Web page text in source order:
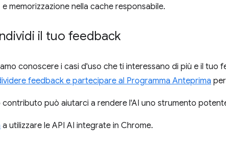
e memorizzazione nella cache responsabile.
il tuo feedback
conoscere i casi d'uso che ti interessano di più e il tuo
feedback e partecipare al Programma Anteprima
contributo può aiutarci a rendere l'AI uno strumento
a utilizzare le API AI integrate in Chrome.